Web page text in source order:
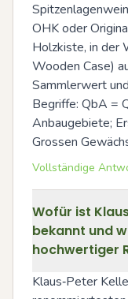
OHK oder
Holzkiste, in der
Wooden Case)
Sammlerwert
Begriffe: QbA =
Anbaugebiete;
Grossen
Vollständige
Wofür ist
bekannt und
hochwertiger
Klaus‑Peter